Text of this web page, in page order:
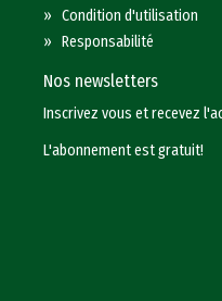
»Condition d'utilisation
»Responsabilité
Nos newsletters
Inscrivez vous et recevez
L'abonnement est gratuit!